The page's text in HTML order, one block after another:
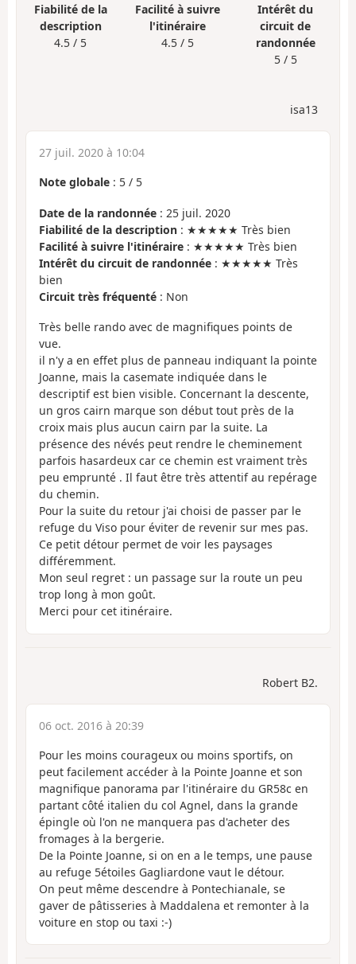
Fiabilité de la
description
4.5 / 5
Facilité à suivre
l'itinéraire
4.5 / 5
Intérêt du
circuit de
randonnée
5 / 5
isa13
27 juil. 2020 à 10:04
Note globale : 5 / 5
Date de la randonnée : 25 juil. 2020
Fiabilité de la description : ★★★★★ Très bien
Facilité à suivre l'itinéraire : ★★★★★ Très bien
Intérêt du circuit de randonnée : ★★★★★ Très
bien
Circuit très fréquenté : Non
Très belle rando avec de magnifiques points de
vue.
il n'y a en effet plus de panneau indiquant la pointe
Joanne, mais la casemate indiquée dans le
descriptif est bien visible. Concernant la descente,
un gros cairn marque son début tout près de la
croix mais plus aucun cairn par la suite. La
présence des névés peut rendre le cheminement
parfois hasardeux car ce chemin est vraiment très
peu emprunté . Il faut être très attentif au repérage
du chemin.
Pour la suite du retour j'ai choisi de passer par le
refuge du Viso pour éviter de revenir sur mes pas.
Ce petit détour permet de voir les paysages
différemment.
Mon seul regret : un passage sur la route un peu
trop long à mon goût.
Merci pour cet itinéraire.
Robert B2.
06 oct. 2016 à 20:39
Pour les moins courageux ou moins sportifs, on
peut facilement accéder à la Pointe Joanne et son
magnifique panorama par l'itinéraire du GR58c en
partant côté italien du col Agnel, dans la grande
épingle où l'on ne manquera pas d'acheter des
fromages à la bergerie.
De la Pointe Joanne, si on en a le temps, une pause
au refuge 5étoiles Gagliardone vaut le détour.
On peut même descendre à Pontechianale, se
gaver de pâtisseries à Maddalena et remonter à la
voiture en stop ou taxi :-)